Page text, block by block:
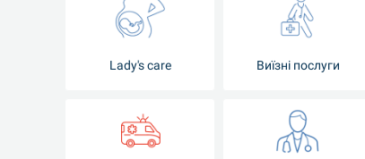
Lady's care Виїзні послуги